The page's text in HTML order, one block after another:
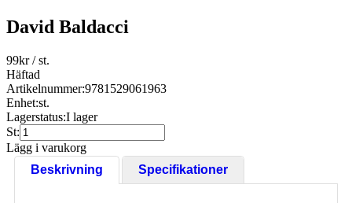
David Baldacci
99kr/ st.
Häftad
Artikelnummer:9781529061963
Enhet:st.
Lagerstatus:I lager
St:
Lägg i varukorg
Beskrivning
Specifikationer